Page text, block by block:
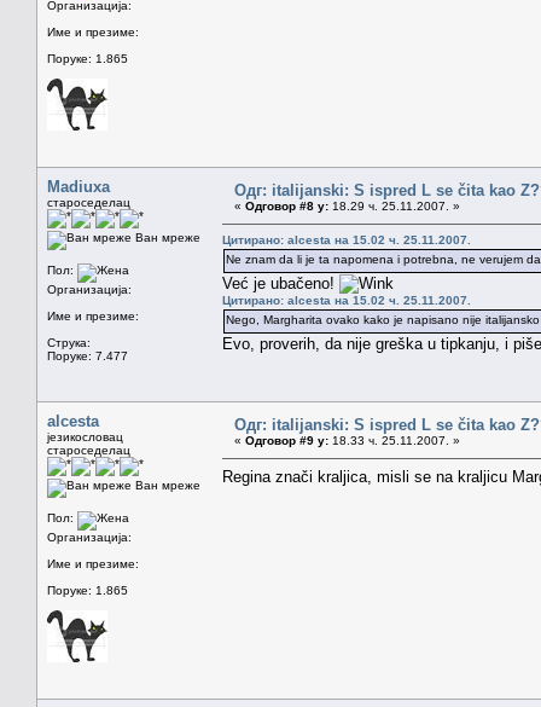
Организација:
Име и презиме:
Поруке: 1.865
Madiuxa
староседелац
Ван мреже
Пол:
Организација:
Име и презиме:
Струка:
Поруке: 7.477
Одг: italijanski: S ispred L se čita kao
« Одговор #8 у: 18.29 ч. 25.11.2007. »
Цитирано: alcesta на 15.02 ч. 25.11.2007.
Ne znam da li je ta napomena i potrebna, ne verujem
Već je ubačeno!
Цитирано: alcesta на 15.02 ч. 25.11.2007.
Nego, Margharita ovako kako je napisano nije
Evo, proverih, da nije greška u tipkanju, i
alcesta
језикословац
староседелац
Ван мреже
Пол:
Организација:
Име и презиме:
Поруке: 1.865
Одг: italijanski: S ispred L se čita kao
« Одговор #9 у: 18.33 ч. 25.11.2007. »
Regina znači kraljica, misli se na kraljicu